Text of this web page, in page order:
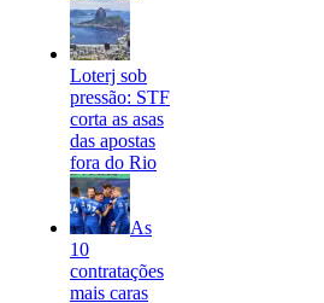
Loterj sob
pressão: STF
corta as asas
das apostas
fora do Rio
As
10
contratações
mais caras